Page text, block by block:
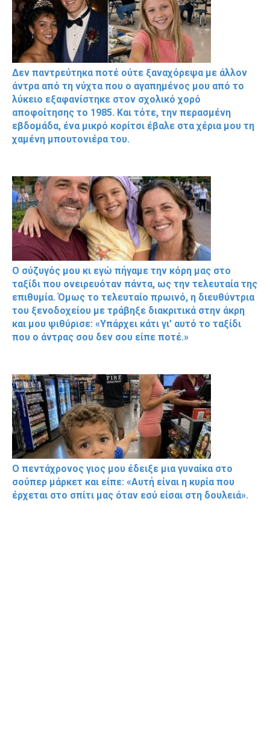
Δεν παντρεύτηκα ποτέ ούτε ξαναχόρεψα με άλλον
άντρα από τη νύχτα που ο αγαπημένος μου από το
λύκειο εξαφανίστηκε στον σχολικό χορό
αποφοίτησης το 1985. Και τότε, την περασμένη
εβδομάδα, ένα μικρό κορίτσι έβαλε στα χέρια μου τη
χαμένη μπουτονιέρα του.
Ο σύζυγός μου κι εγώ πήγαμε την κόρη μας στο
ταξίδι που ονειρευόταν πάντα, ως την τελευταία της
επιθυμία. Όμως το τελευταίο πρωινό, η διευθύντρια
του ξενοδοχείου με τράβηξε διακριτικά στην άκρη
και μου ψιθύρισε: «Υπάρχει κάτι γι’ αυτό το ταξίδι
που ο άντρας σου δεν σου είπε ποτέ.»
Ο πεντάχρονος γιος μου έδειξε μια γυναίκα στο
σούπερ μάρκετ και είπε: «Αυτή είναι η κυρία που
έρχεται στο σπίτι μας όταν εσύ είσαι στη δουλειά».